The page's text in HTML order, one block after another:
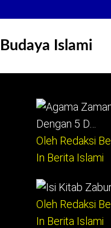
Budaya Islami
Dengan 5 D…
Oleh Redaksi
In Berita Islami
Oleh Redaksi
In Berita Islami